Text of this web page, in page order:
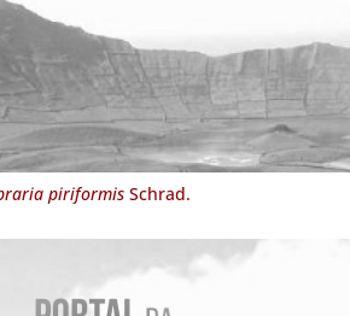
piriformisSchrad.